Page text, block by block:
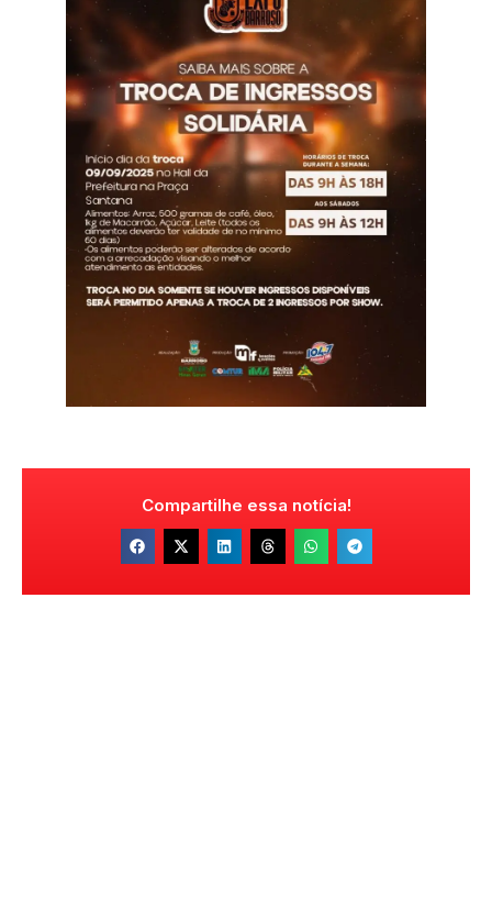
Compartilhe essa notícia!